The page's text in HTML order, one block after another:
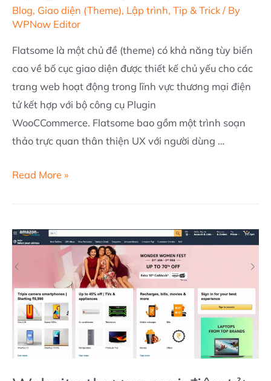
Blog, Giao diện (Theme), Lập trình, Tip & Trick / By
WPNow Editor
Flatsome là một chủ đề (theme) có khả năng tùy biến
cao về bố cục giao diện được thiết kế chủ yếu cho các
trang web hoạt động trong lĩnh vực thương mại điện
tử kết hợp với bộ công cụ Plugin
WooCCommerce. Flatsome bao gồm một trình soạn
thảo trực quan thân thiện UX với người dùng …
Theme
Theme
website
được
dụng
thông
dụng
nhất
Read More »